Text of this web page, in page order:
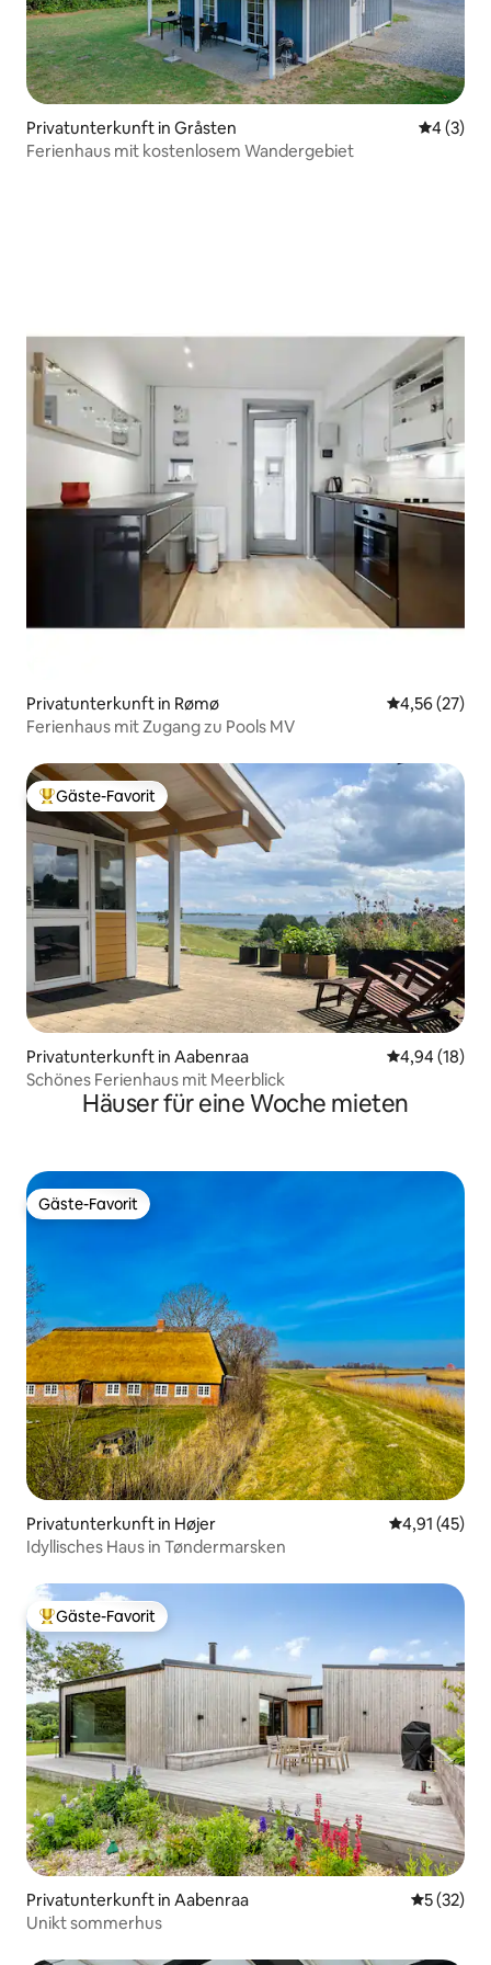
Privatunterkunft in Gråsten
4 (3)
Ferienhaus mit kostenlosem Wandergebiet
Privatunterkunft in Rømø
4,56 (27)
Ferienhaus mit Zugang zu Pools MV
Beliebter Gäste-Favorit.
Gäste-Favorit
Privatunterkunft in Aabenraa
4,94 (18)
Schönes Ferienhaus mit Meerblick
Häuser für eine Woche mieten
Gäste-Favorit
Gäste-Favorit
Privatunterkunft in Højer
4,91 (45)
Idyllisches Haus in Tøndermarsken
Beliebter Gäste-Favorit.
Gäste-Favorit
Privatunterkunft in Aabenraa
5 (32)
Unikt sommerhus